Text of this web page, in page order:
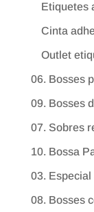
Etiquetes
Cinta
Outlet
06. Bosses
09. Bosses
07. Sobres
10. Bossa
03.
08. Bosses